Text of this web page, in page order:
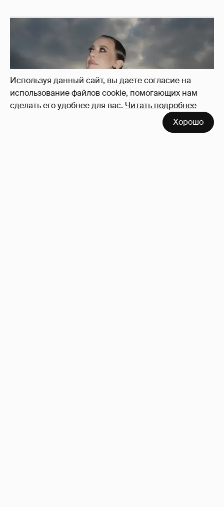
Используя данный сайт, вы даете согласие на
использование файлов cookie, помогающих нам
сделать его удобнее для вас. Читать подробнее
Хорошо